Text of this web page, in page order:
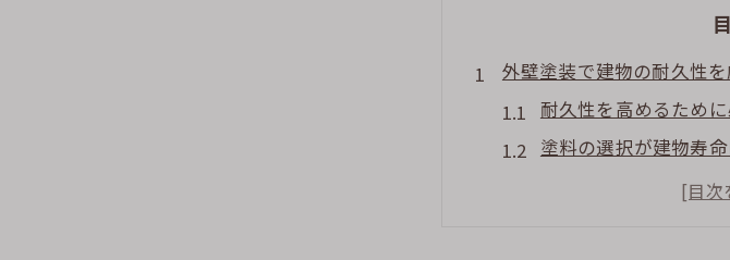
外壁塗装で建物の耐久性
耐久性を高めるため
塗料の選択が建物寿
施工技術と耐久性の